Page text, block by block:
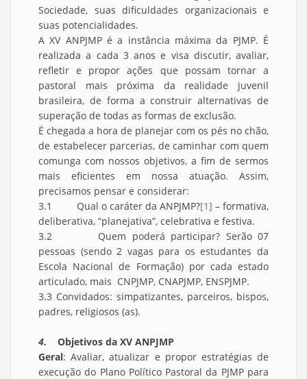
Sociedade, suas dificuldades organizacionais e
suas potencialidades.
A XV ANPJMP é a instância máxima da PJMP. É
realizada a cada 3 anos e visa discutir, avaliar,
refletir e propor ações que possam tornar a
pastoral mais próxima da realidade juvenil
brasileira, de forma a construir alternativas de
superação de todas as formas de exclusão.
É chegada a hora de planejar com os pés no chão,
de estabelecer parcerias, de caminhar com quem
comunga com nossos objetivos, a fim de sermos
mais eficientes em nossa atuação. Assim,
precisamos pensar e considerar:
3.1 Qual o caráter da ANPJMP?[1] – formativa,
deliberativa, “planejativa”, celebrativa e festiva.
3.2 Quem poderá participar? Serão 07
pessoas (sendo 2 vagas para os estudantes da
Escola Nacional de Formação) por cada estado
articulado, mais CNPJMP, CNAPJMP, ENSPJMP.
3.3 Convidados: simpatizantes, parceiros, bispos,
padres, religiosos (as).
4. Objetivos da XV ANPJMP
Geral: Avaliar, atualizar e propor estratégias de
execução do Plano Político Pastoral da PJMP para